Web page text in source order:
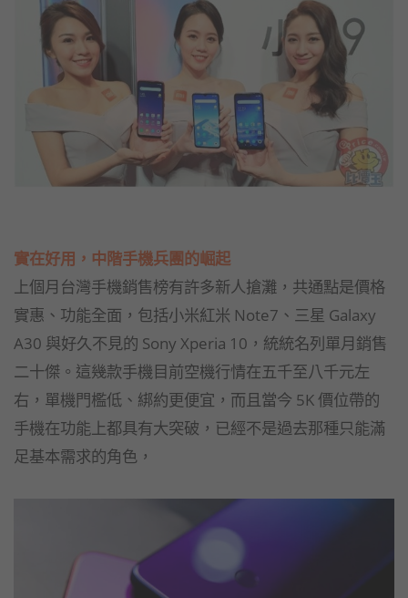
實在好用，中階手機兵團的崛起
上個月台灣手機銷售榜有許多新人搶灘，共通點是價格
實惠、功能全面，包括小米紅米 Note7、三星 Galaxy
A30 與好久不見的 Sony Xperia 10，統統名列單月銷售
二十傑。這幾款手機目前空機行情在五千至八千元左
右，單機門檻低、綁約更便宜，而且當今 5K 價位帶的
手機在功能上都具有大突破，已經不是過去那種只能滿
足基本需求的角色，